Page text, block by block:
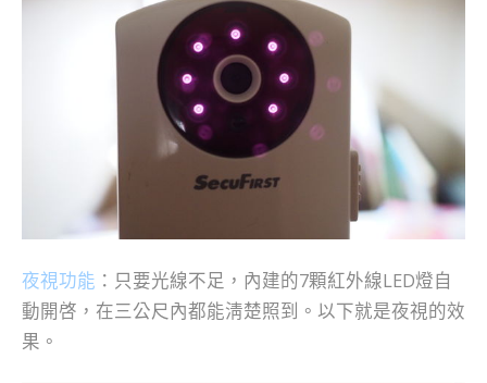
夜視功能 ：只要光線不足，內建的7顆紅外線LED燈自
動開啓，在三公尺內都能淸楚照到。以下就是夜視的效
果。